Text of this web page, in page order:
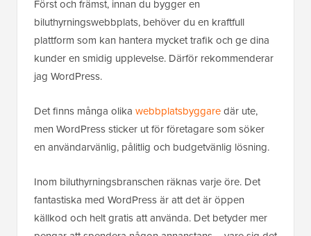
Först och främst, innan du bygger en
biluthyrningswebbplats, behöver du en kraftfull
plattform som kan hantera mycket trafik och ge dina
kunder en smidig upplevelse. Därför rekommenderar
jag WordPress.
Det finns många olika webbplatsbyggaredär ute,
men WordPress sticker ut för företagare som söker
en användarvänlig, pålitlig och budgetvänlig lösning.
Inom biluthyrningsbranschen räknas varje öre. Det
fantastiska med WordPress är att det är öppen
källkod och helt gratis att använda. Det betyder mer